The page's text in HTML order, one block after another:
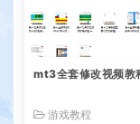
mt3全套修改视频教
游戏教程